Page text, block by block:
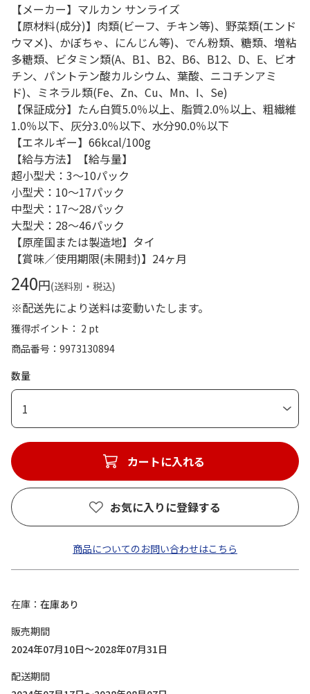
【メーカー】マルカン サンライズ
【原材料(成分)】肉類(ビーフ、チキン等)、野菜類(エンド
ウマメ)、かぼちゃ、にんじん等)、でん粉類、糖類、増粘
多糖類、ビタミン類(A、B1、B2、B6、B12、D、E、ビオ
チン、パントテン酸カルシウム、葉酸、ニコチンアミ
ド)、ミネラル類(Fe、Zn、Cu、Mn、I、Se)
【保証成分】たん白質5.0％以上、脂質2.0％以上、粗繊維
1.0％以下、灰分3.0％以下、水分90.0％以下
【エネルギー】66kcal/100g
【給与方法】【給与量】
超小型犬：3～10パック
小型犬：10～17パック
中型犬：17～28パック
大型犬：28～46パック
【原産国または製造地】タイ
【賞味／使用期限(未開封)】24ヶ月
240円(送料別・税込)
※配送先により送料は変動いたします。
獲得ポイント： 2 pt
商品番号
9973130894
数量
1
カートに入れる
お気に入りに登録する
商品についてのお問い合わせはこちら
在庫
在庫あり
販売期間
2024年07月10日～2028年07月31日
配送期間